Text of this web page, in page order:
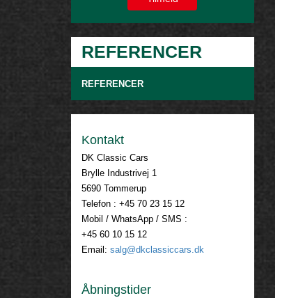
REFERENCER
REFERENCER
Kontakt
DK Classic Cars
Brylle Industrivej 1
5690 Tommerup
Telefon : +45 70 23 15 12
Mobil / WhatsApp / SMS :
+45 60 10 15 12
Email: salg@dkclassiccars.dk
Åbningstider